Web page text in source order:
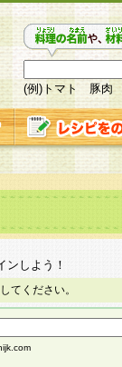
(例)トマト 豚肉
ンしよう！
てください。